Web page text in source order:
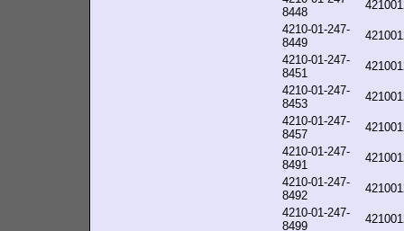
8448
4210-01-247-
8449
4210-01-247-
8451
4210-01-247-
8453
4210-01-247-
8457
4210-01-247-
8491
4210-01-247-
8492
4210-01-247-
8499